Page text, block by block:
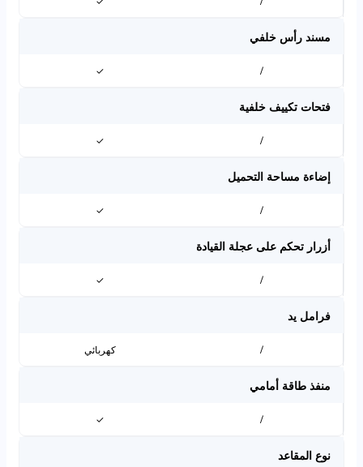
مسند رأس خلفي
/
✓
فتحات تكييف خلفية
/
✓
إضاءة مساحة التحميل
/
✓
أزرار تحكم على عجلة القيادة
/
✓
فرامل يد
/ كهربائي
منفذ طاقة أمامي
/
✓
نوع المقاعد